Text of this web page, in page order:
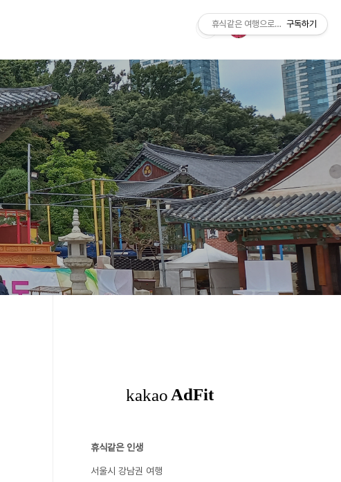
휴식같은 인생
서울시 강남권 여행
휴식같은 여행으로의 초대구독하기